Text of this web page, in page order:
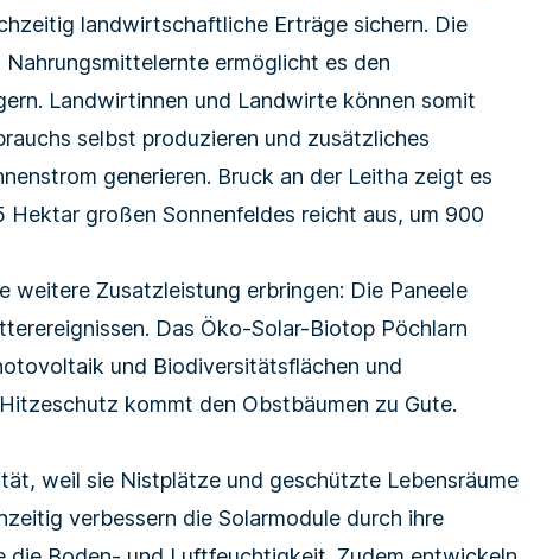
landwirtschaftliche Erträge sichern. Die
ermöglicht es den
Landwirtinnen und Landwirte können somit
selbst produzieren und zusätz­liches
generieren. Bruck an der Leitha zeigt es
Hektar großen Sonnenfeldes reicht aus, um 900
weitere Zusatz­leistung erbringen: Die Paneele
Das Öko-Solar-Biotop Pöchlarn
und Biodiversitätsflächen und
kommt den Obstbäumen zu Gute.
weil sie Nist­plätze und geschützte Lebens­räume
verbessern die Solarmodule durch ihre